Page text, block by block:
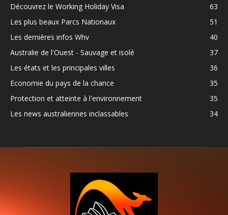
Découvrez le Working Holiday Visa
63
Les plus beaux Parcs Nationaux
51
Les dernières infos Whv
40
Australie de l'Ouest - Sauvage et isolé
37
Les états et les principales villes
36
Economie du pays de la chance
35
Protection et atteinte à l'environnement
35
Les news australiennes inclassables
34